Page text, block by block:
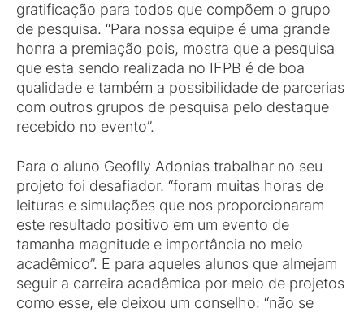
gratificação para todos que compõem o grupo
de pesquisa. “Para nossa equipe é uma grande
honra a premiação pois, mostra que a pesquisa
que esta sendo realizada no IFPB é de boa
qualidade e também a possibilidade de parcerias
com outros grupos de pesquisa pelo destaque
recebido no evento”.
Para o aluno Geoflly Adonias trabalhar no seu
projeto foi desafiador. “foram muitas horas de
leituras e simulações que nos proporcionaram
este resultado positivo em um evento de
tamanha magnitude e importância no meio
acadêmico”. E para aqueles alunos que almejam
seguir a carreira acadêmica por meio de projetos
como esse, ele deixou um conselho: “não se